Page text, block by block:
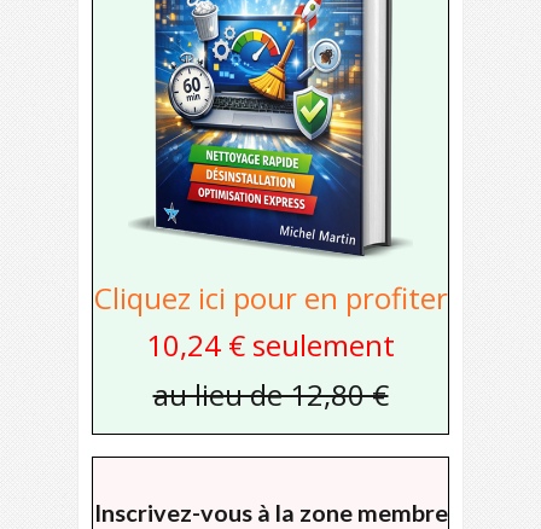
Cliquez ici pour en profiter
10,24 € seulement
au lieu de 12,80 €
Inscrivez-vous à la zone membre